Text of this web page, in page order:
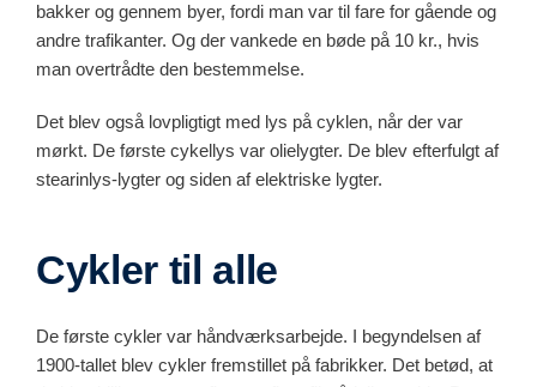
bakker og gennem byer, fordi man var til fare for gående og
andre trafikanter. Og der vankede en bøde på 10 kr., hvis
man overtrådte den bestemmelse.
Det blev også lovpligtigt med lys på cyklen, når der var
mørkt. De første cykellys var olielygter. De blev efterfulgt af
stearinlys-lygter og siden af elektriske lygter.
Cykler til alle
De første cykler var håndværksarbejde. I begyndelsen af
1900-tallet blev cykler fremstillet på fabrikker. Det betød, at